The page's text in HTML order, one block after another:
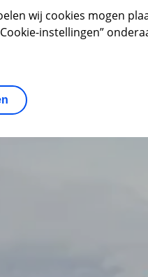
wij cookies mogen
instellingen”